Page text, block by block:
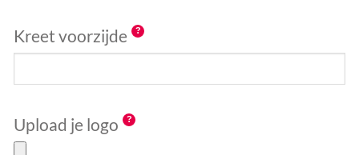
Kreet voorzijde
Upload je logo